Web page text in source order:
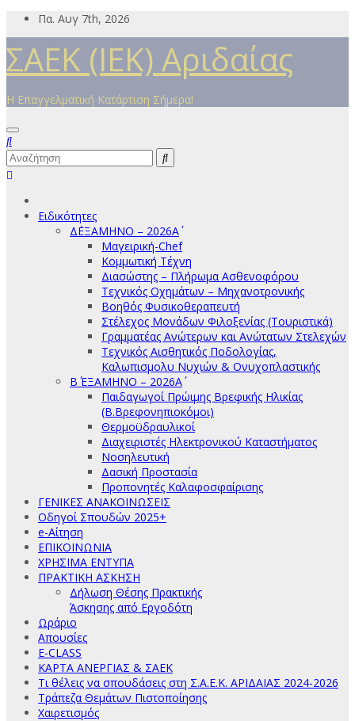
Μετάβαση
περιεχόμενο
Πα. Αυγ 7th, 2026
ΣΑΕΚ (ΙΕΚ) Αριδαίας
Η Επαγγελματική Κατάρτιση Σήμερα!
Ειδικότητες
Δ΄ΕΞΑΜΗΝΟ – 2026Α΄
Μαγειρική-Chef
Κομμωτική Τέχνη
Διασώστης – Πλήρωμα Ασθενοφόρου
Τεχνικός Οχημάτων – Μηχανοτρονικής
Βοηθός Φυσικοθεραπευτή
Στέλεχος Μονάδων Φιλοξενίας (Τουριστικά)
Γραμματέας Ανώτερων και Ανώτατων Στελεχών
Τεχνικός Αισθητικός Ποδολογίας,
Καλωπισμολυ Νυχιών & Ονυχοπλαστικής
Β΄ ΕΞΑΜΗΝΟ – 2026Α΄
Παιδαγωγοί Πρώιμης Βρεφικής Ηλικίας
(Β.Βρεφονηπιοκόμοι)
Θερμοϋδραυλικοί
Διαχειριστές Ηλεκτρονικού Καταστήματος
Νοσηλευτική
Δασική Προστασία
Προπονητές Καλαφοσφαίρισης
ΓΕΝΙΚΕΣ ΑΝΑΚΟΙΝΩΣΕΙΣ
Οδηγοί Σπουδών 2025+
e-Αίτηση
ΕΠΙΚΟΙΝΩΝΙΑ
ΧΡΗΣΙΜΑ ΕΝΤΥΠΑ
ΠΡΑΚΤΙΚΗ ΑΣΚΗΣΗ
Δήλωση Θέσης Πρακτικής
Άσκησης από Εργοδότη
Ωράριο
Απουσίες
E-CLASS
ΚΑΡΤΑ ΑΝΕΡΓΙΑΣ & ΣΑΕΚ
Τι θέλεις να σπουδάσεις στη Σ.Α.Ε.Κ. ΑΡΙΔΑΙΑΣ 2024-2026
Τράπεζα Θεμάτων Πιστοποίησης
Χαιρετισμός